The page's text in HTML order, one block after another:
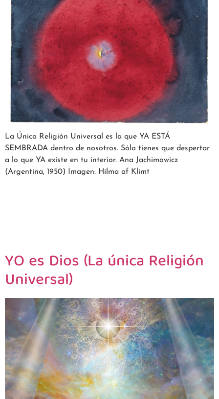
La Única Religión Universal es la que YA ESTÁ
SEMBRADA dentro de nosotros. Sólo tienes que despertar
a lo que YA existe en tu interior. Ana Jachimowicz
(Argentina, 1950) Imagen: Hilma af Klimt
YO es Dios (La única Religión
Universal)